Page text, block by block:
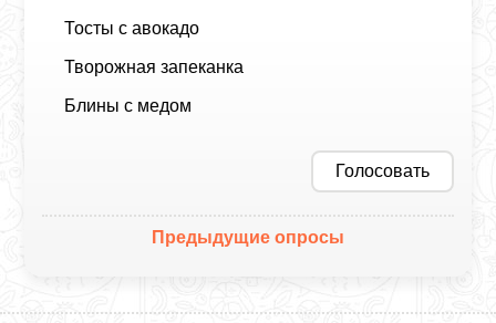
Тосты с авокадо
Творожная запеканка
Блины с медом
Голосовать
Предыдущие опросы